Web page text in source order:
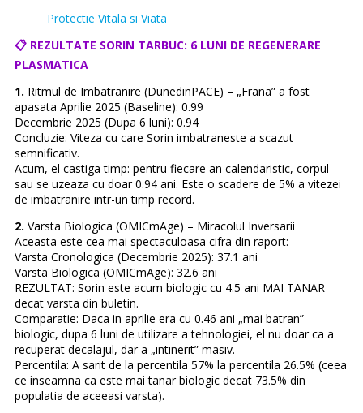
Protectie Vitala si Viata
📋 REZULTATE SORIN TARBUC: 6 LUNI DE REGENERARE
PLASMATICA
1. Ritmul de Imbatranire (DunedinPACE) – „Frana” a fost
apasata Aprilie 2025 (Baseline): 0.99
Decembrie 2025 (Dupa 6 luni): 0.94
Concluzie: Viteza cu care Sorin imbatraneste a scazut
semnificativ.
Acum, el castiga timp: pentru fiecare an calendaristic, corpul
sau se uzeaza cu doar 0.94 ani. Este o scadere de 5% a vitezei
de imbatranire intr-un timp record.
2. Varsta Biologica (OMICmAge) – Miracolul Inversarii
Aceasta este cea mai spectaculoasa cifra din raport:
Varsta Cronologica (Decembrie 2025): 37.1 ani
Varsta Biologica (OMICmAge): 32.6 ani
REZULTAT: Sorin este acum biologic cu 4.5 ani MAI TANAR
decat varsta din buletin.
Comparatie: Daca in aprilie era cu 0.46 ani „mai batran”
biologic, dupa 6 luni de utilizare a tehnologiei, el nu doar ca a
recuperat decalajul, dar a „intinerit” masiv.
Percentila: A sarit de la percentila 57% la percentila 26.5% (ceea
ce inseamna ca este mai tanar biologic decat 73.5% din
populatia de aceeasi varsta).